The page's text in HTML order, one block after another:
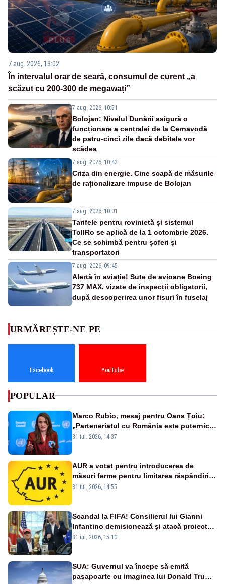
7 aug. 2026, 13:02
În intervalul orar de seară, consumul de curent „a
scăzut cu 200-300 de megawați”
7 aug. 2026, 10:51
Bolojan: Nivelul Dunării asigură o
funcționare a centralei de la Cernavodă
de patru-cinci zile dacă debitele vor
scădea
7 aug. 2026, 10:43
Criza din energie. Cine scapă de măsurile
de raționalizare impuse de Bolojan
7 aug. 2026, 10:01
Tarifele pentru rovinietă și sistemul
TollRo se aplică de la 1 octombrie 2026.
Ce se schimbă pentru șoferi și
transportatori
7 aug. 2026, 09:45
Alertă în aviație! Sute de avioane Boeing
737 MAX, vizate de inspecții obligatorii,
după descoperirea unor fisuri în fuselaj
URMĂREȘTE-NE PE
Facebook YouTube
POPULAR
Marco Rubio, mesaj pentru Oana Țoiu:
„Parteneriatul cu România este puternic
și prețuit”
31 iul. 2026, 14:37
AUR a votat pentru introducerea de
măsuri ferme pentru limitarea răspândirii
virusului pestei porcine africane
31 iul. 2026, 14:55
Scandal la FIFA! Consilierul lui Gianni
Infantino demisionează și atacă proiectul
privind investitorii străini
31 iul. 2026, 15:10
SUA: Guvernul va începe să emită
paşapoarte cu imaginea lui Donald Trump